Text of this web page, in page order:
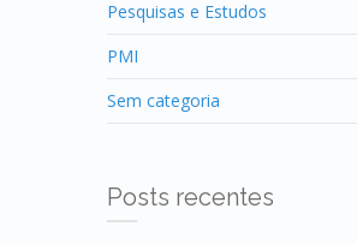
Pesquisas e Estudos
PMI
Sem categoria
Posts recentes